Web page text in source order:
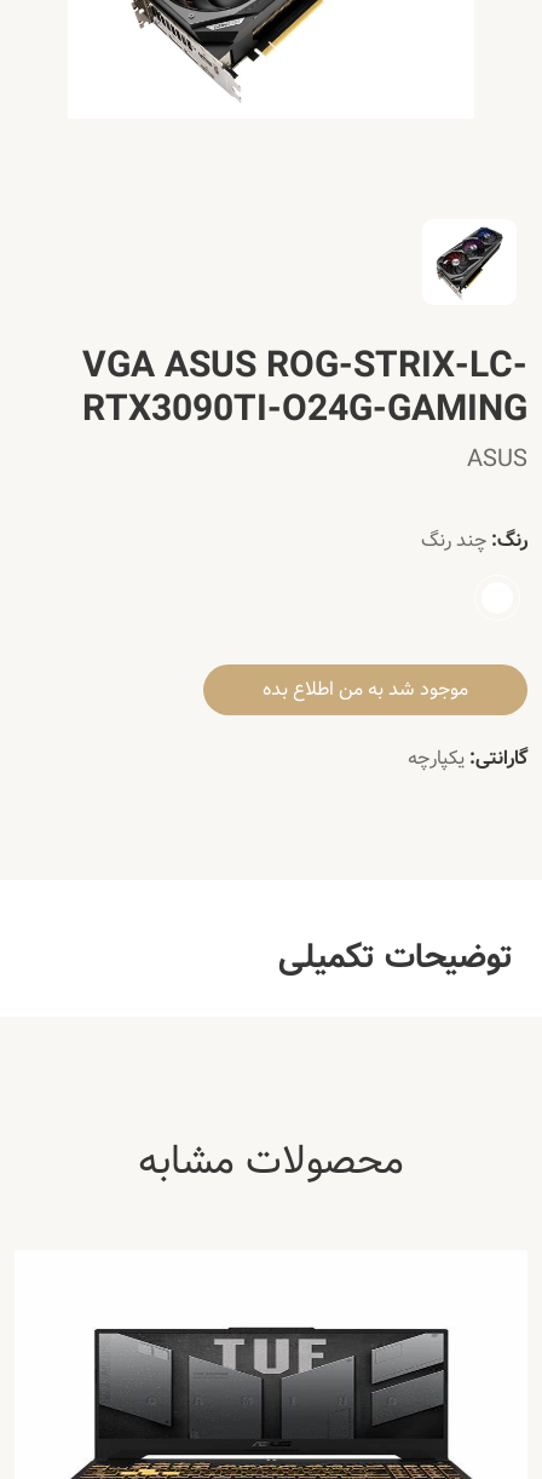
VGA ASUS ROG-STRIX-LC-
RTX3090TI-O24G-GAMING
ASUS
رنگ: چند رنگ
موجود شد به من اطلاع بده
گارانتی: یکپارچه
توضیحات تکمیلی
محصولات مشابه